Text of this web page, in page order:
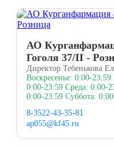
АО
Гоголя 37/II -
Директор Тебенькова
Воскресенье: 0:00-
0:00-23:59 Среда: 0:00-
0:00-23:59 Суббота:
8-3522-43-35-81
ap055@kf45.ru